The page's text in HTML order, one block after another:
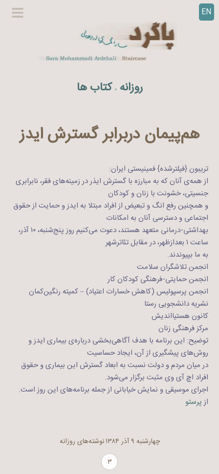
EN
و
ا
روزانه . کتاب ها
هم‌پیمان دربرابر گسترش ایدز
تریبون {فیلترشده} فمینیستی ایران:
از همه‌ی آنان که به مبارزه با گسترش ایذر در زمینه‌های فقر، نابرابری
جنسیتی، خشونت با زنان و کودکان
و همچنین رفع انگ و تبعیض از افراد مبتلا به ایدز و حمایت از حقوق
اجتماعی و دسترسی آنان به امکانات
بهداشتی-درمانی متعهد هستند، دعوت می‌کنیم روز پنج‌شنبه، ۱۰ آذر،
ساعت ۱ بعدازظهر، در مقابل تئاترشهر
به ما بپیوندند.
انجمن تلاشگران سلامت
انجمن حمایتی-فرهنگی کودکان کار
انجمن پرسپولیس (کاهش خسارات اعتیاد) – کمیته رنگین‌کمان
نشریه دانشجویی رستا
کانون هستیااندیش
مرکز فرهنگی‌ زنان
توضیح: این برنامه با هدف آگاهی‌بخشی درباره‌ی بیماری‌ ایدز و
روش‌های پیشگیری از آن، ایجاد حساسیت
در میان مردم و دولت نسبت به ابعاد گسترش این بیماری و حقوق
افراد اچ آی وی مثبت برگزار می‌‌شود.
اجرای موسیقی و نمایش خیابانی از جمله برنامه‌های این روز است.
از پرستو
چهارشنبه ۹ آذر ۱۳۸۴
نوشته‌های روزانه
۳